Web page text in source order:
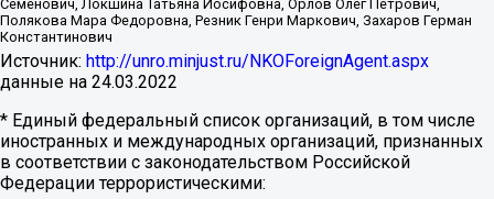
Семенович, Локшина Татьяна Иосифовна, Орлов Олег Петрович,
Полякова Мара Федоровна, Резник Генри Маркович, Захаров Герман
Константинович
Источник: http://unro.minjust.ru/NKOForeignAgent.aspx
данные на 24.03.2022
* Единый федеральный список организаций, в том числе
иностранных и международных организаций, признанных
в соответствии с законодательством Российской
Федерации террористическими: